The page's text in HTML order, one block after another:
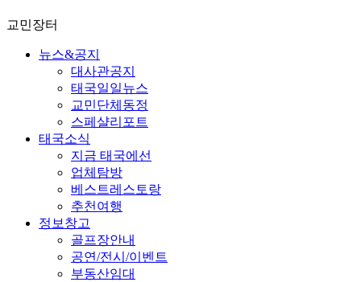
교민장터
뉴스&공지
대사관공지
태국일일뉴스
교민단체동정
스페샬리포트
태국소식
지금 태국에선
업체탐방
베스트레스토랑
추천여행
정보창고
골프장안내
공연/전시/이벤트
부동산임대